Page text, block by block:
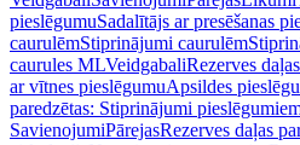
pieslēgumuSadalītājs ar presēšanas
caurulēmStiprinājumi caurulēm
caurules MLVeidgabaliRezerves
ar vītnes pieslēgumuApsildes
paredzētas: Stiprinājumi
SavienojumiPārejasRezerves daļas